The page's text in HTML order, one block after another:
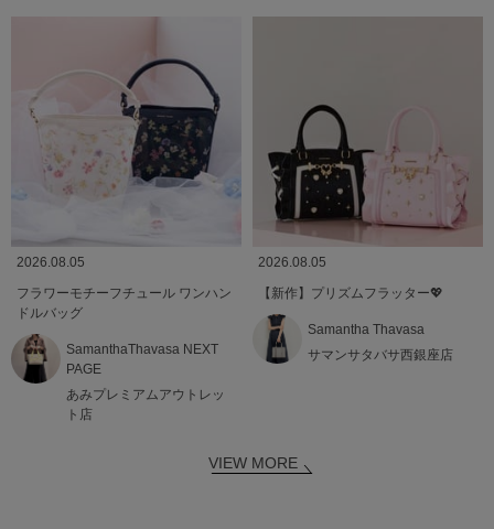
2026.08.05
フラワーモチーフチュール ワンハン
ドルバッグ
SamanthaThavasa NEXT
PAGE
あみプレミアムアウトレッ
ト店
2026.08.05
【新作】プリズムフラッター💖
Samantha Thavasa
サマンサタバサ西銀座店
VIEW MORE